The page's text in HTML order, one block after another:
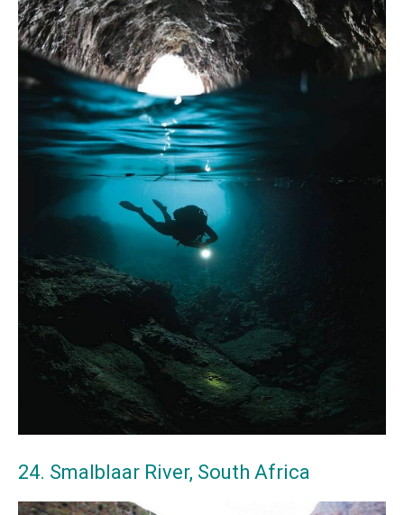
24. Smalblaar River, South Africa